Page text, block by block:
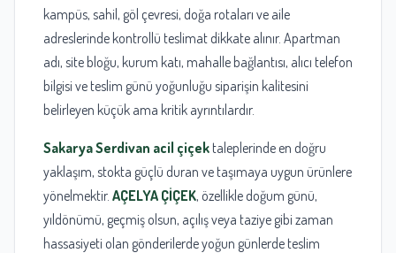
kampüs, sahil, göl çevresi, doğa rotaları ve aile
adreslerinde kontrollü teslimat dikkate alınır. Apartman
adı, site bloğu, kurum katı, mahalle bağlantısı, alıcı telefon
bilgisi ve teslim günü yoğunluğu siparişin kalitesini
belirleyen küçük ama kritik ayrıntılardır.
Sakarya Serdivan acil çiçek taleplerinde en doğru
yaklaşım, stokta güçlü duran ve taşımaya uygun ürünlere
yönelmektir. AÇELYA ÇİÇEK, özellikle doğum günü,
yıldönümü, geçmiş olsun, açılış veya taziye gibi zaman
hassasiyeti olan gönderilerde yoğun günlerde teslim